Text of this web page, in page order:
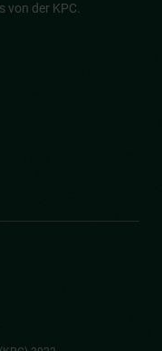
von der KPC.